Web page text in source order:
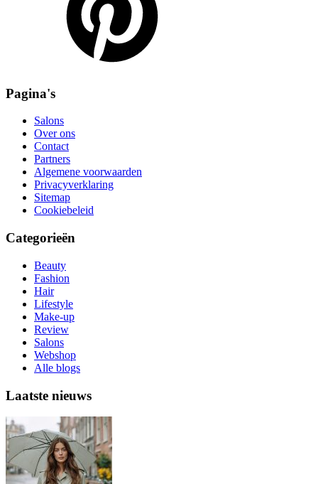
Pagina's
Salons
Over ons
Contact
Partners
Algemene voorwaarden
Privacyverklaring
Sitemap
Cookiebeleid
Categorieën
Beauty
Fashion
Hair
Lifestyle
Make-up
Review
Salons
Webshop
Alle blogs
Laatste nieuws